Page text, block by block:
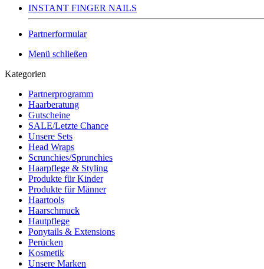
INSTANT FINGER NAILS
Partnerformular
Menü schließen
Kategorien
Partnerprogramm
Haarberatung
Gutscheine
SALE/Letzte Chance
Unsere Sets
Head Wraps
Scrunchies/Sprunchies
Haarpflege & Styling
Produkte für Kinder
Produkte für Männer
Haartools
Haarschmuck
Hautpflege
Ponytails & Extensions
Perücken
Kosmetik
Unsere Marken